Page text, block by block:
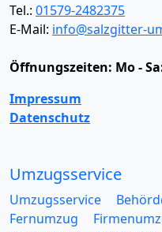
Tel.: 01579-2482375
E-Mail: info@salzgitter-
Öffnungszeiten: Mo -
Impressum
Datenschutz
Umzugsservice
Umzugsservice
Fernumzug